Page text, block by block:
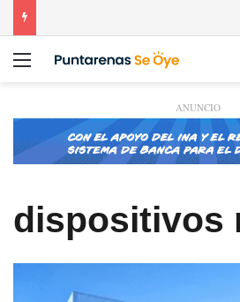
Menú
ANUNCIO
dispositivos